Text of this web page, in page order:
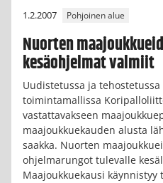
1.2.2007 Pohjoinen alue
Nuorten
kesäohjelmat valmiit
Uudistetussa ja
toimintamallissa
vastattavakseen
maajoukkuekauden alusta
saakka. Nuorten
ohjelmarungot tulevalle
Maajoukkuekausi käynnistyy